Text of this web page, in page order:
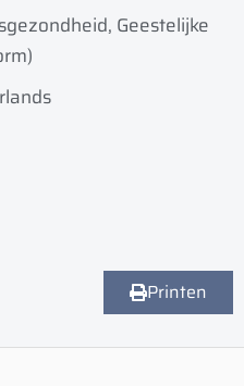
Geestelijke
Printen